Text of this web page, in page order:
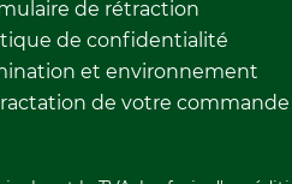
de rétraction
de confidentialité
et environnement
de votre commande